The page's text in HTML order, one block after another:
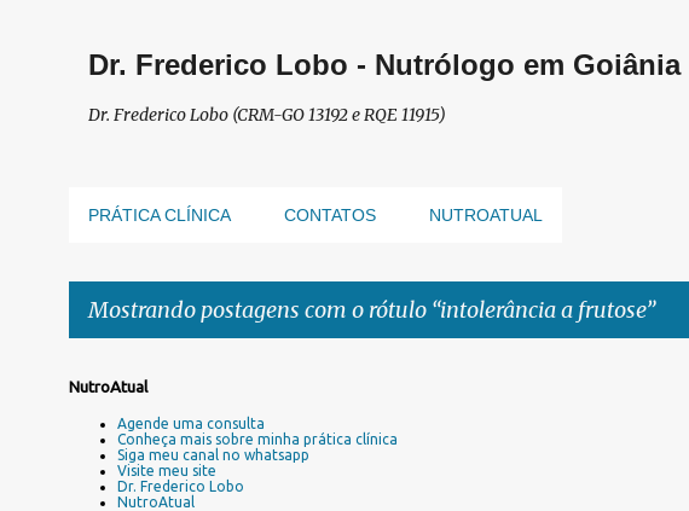
Dr. Frederico Lobo - Nutrólogo em Goiânia
Dr. Frederico Lobo (CRM-GO 13192 e RQE 11915)
PRÁTICA CLÍNICA CONTATOS NUTROATUAL
Mostrando postagens com o rótulo intolerância a frutose
P
NutroAtual
Agende uma consulta
Conheça mais sobre minha prática clínica
Siga meu canal no whatsapp
Visite meu site
Dr. Frederico Lobo
NutroAtual